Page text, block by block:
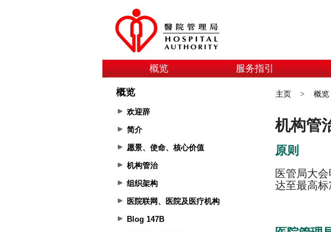
概览 服务指引
概览
欢迎辞
简介
愿景、使命、核心价值
机构管治
组织架构
医院联网、医院及医疗机构
Blog 147B
主页 > 概览